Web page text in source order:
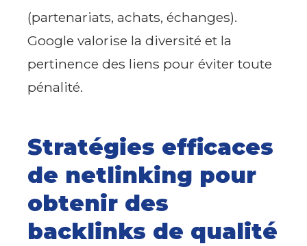
(partenariats, achats, échanges).
Google valorise la diversité et la
pertinence des liens pour éviter toute
pénalité.
Stratégies efficaces
de netlinking pour
obtenir des
backlinks de qualité